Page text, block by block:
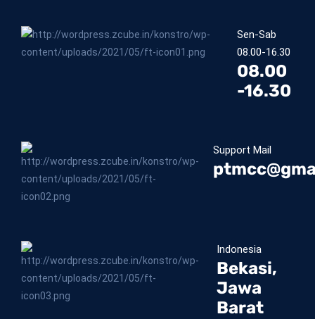
Sen-Sab
08.00-16.30
08.00
-16.30
Support Mail
Indonesia
Bekasi,
Jawa
Barat